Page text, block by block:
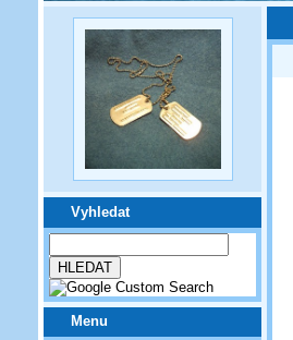
Vyhledat
Menu